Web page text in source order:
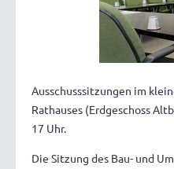
Ausschusssitzungen im
Rathauses (Erdgeschoss
17 Uhr.
Die Sitzung des Bau- und